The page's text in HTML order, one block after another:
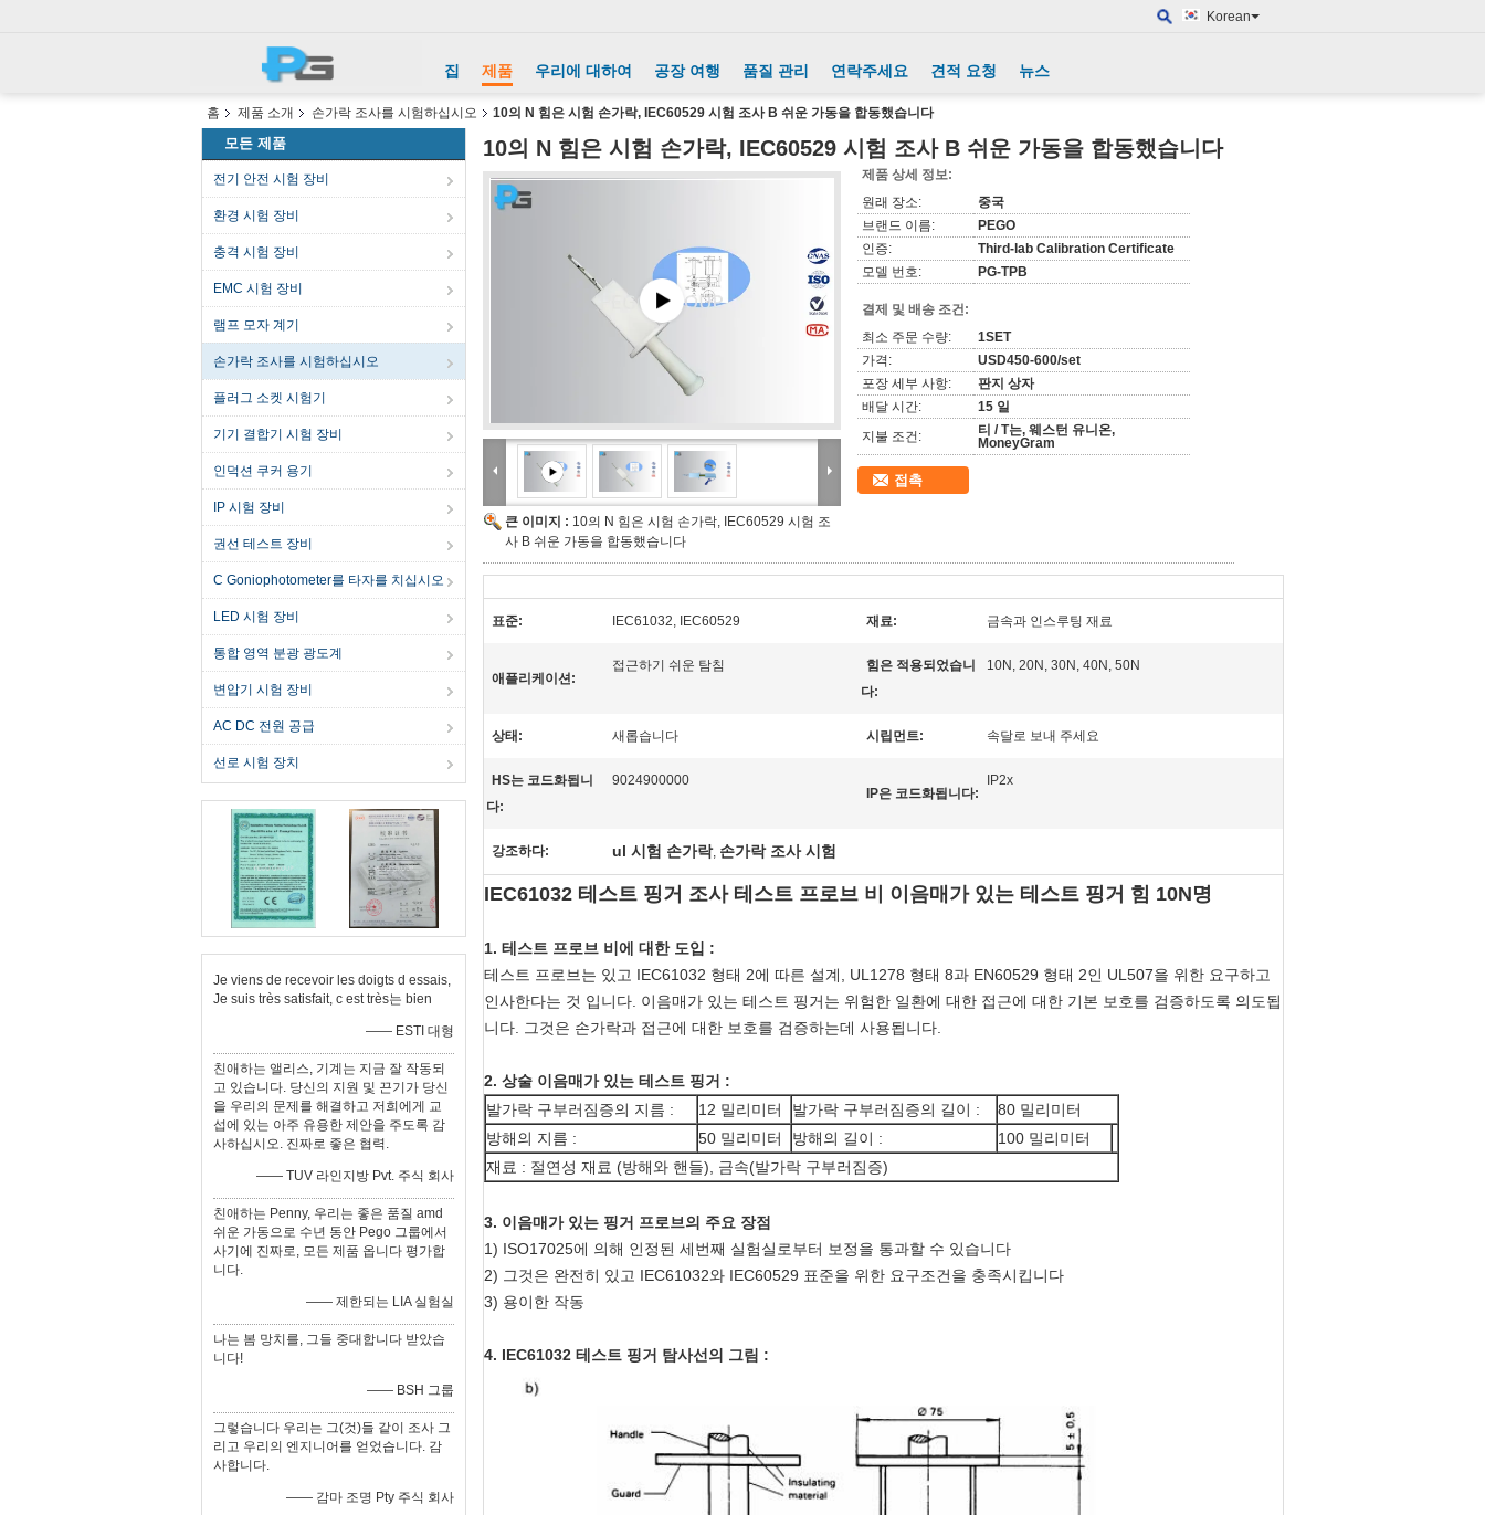
Korean
집 제품 우리에 대하여 공장 여행 품질 관리 연락주세요 견적 요청 뉴스
홈 제품 소개 손가락 조사를 시험하십시오 10의 N 힘은 시험 손가락, IEC60529 시험 조사 B 쉬운 가동을 합동했습니다
모든 제품
전기 안전 시험 장비
환경 시험 장비
충격 시험 장비
EMC 시험 장비
램프 모자 계기
손가락 조사를 시험하십시오
플러그 소켓 시험기
기기 결합기 시험 장비
인덕션 쿠커 용기
IP 시험 장비
권선 테스트 장비
C Goniophotometer를 타자를 치십시오
LED 시험 장비
통합 영역 분광 광도계
변압기 시험 장비
AC DC 전원 공급
선로 시험 장치
Je viens de recevoir les doigts d essais,
Je suis très satisfait, c est très는 bien
—— ESTI 대형
친애하는 앨리스, 기계는 지금 잘 작동되
고 있습니다. 당신의 지원 및 끈기가 당신
을 우리의 문제를 해결하고 저희에게 교
섭에 있는 아주 유용한 제안을 주도록 감
사하십시오. 진짜로 좋은 협력.
—— TUV 라인지방 Pvt. 주식 회사
친애하는 Penny, 우리는 좋은 품질 amd
쉬운 가동으로 수년 동안 Pego 그룹에서
사기에 진짜로, 모든 제품 옵니다 평가합
니다.
—— 제한되는 LIA 실험실
나는 봄 망치를, 그들 중대합니다 받았습
니다!
—— BSH 그룹
그렇습니다 우리는 그(것)들 같이 조사 그
리고 우리의 엔지니어를 얻었습니다. 감
사합니다.
—— 감마 조명 Pty 주식 회사
10의 N 힘은 시험 손가락, IEC60529 시험 조사 B 쉬운 가동을 합동했습니다
큰 이미지 : 10의 N 힘은 시험 손가락, IEC60529 시험 조
사 B 쉬운 가동을 합동했습니다
제품 상세 정보:
원래 장소:
중국
브랜드 이름:
PEGO
인증:
Third-lab Calibration Certificate
모델 번호:
PG-TPB
결제 및 배송 조건:
최소 주문 수량:
1SET
가격:
USD450-600/set
포장 세부 사항:
판지 상자
배달 시간:
15 일
지불 조건:
티 / T는, 웨스턴 유니온,
MoneyGram
접촉
표준: IEC61032, IEC60529 재료: 금속과 인스루팅 재료
애플리케이션:
접근하기 쉬운 탐침
힘은 적용되었습니
다:
10N, 20N, 30N, 40N, 50N
상태: 새롭습니다 시립먼트: 속달로 보내 주세요
HS는 코드화됩니
다:
9024900000
IP은 코드화됩니다:
IP2x
강조하다: ul 시험 손가락, 손가락 조사 시험
IEC61032 테스트 핑거 조사 테스트 프로브 비 이음매가 있는 테스트 핑거 힘 10N명
1. 테스트 프로브 비에 대한 도입 :
테스트 프로브는 있고 IEC61032 형태 2에 따른 설계, UL1278 형태 8과 EN60529 형태 2인 UL507을 위한 요구하고
인사한다는 것 입니다. 이음매가 있는 테스트 핑거는 위험한 일환에 대한 접근에 대한 기본 보호를 검증하도록 의도됩
니다. 그것은 손가락과 접근에 대한 보호를 검증하는데 사용됩니다.
2. 상술 이음매가 있는 테스트 핑거 :
발가락 구부러짐증의 지름 :
12 밀리미터 발가락 구부러짐증의 길이 :
80 밀리미터
방해의 지름 :
50 밀리미터 방해의 길이 :
100 밀리미터
재료 : 절연성 재료 (방해와 핸들), 금속(발가락 구부러짐증)
3. 이음매가 있는 핑거 프로브의 주요 장점
1) ISO17025에 의해 인정된 세번째 실험실로부터 보정을 통과할 수 있습니다
2) 그것은 완전히 있고 IEC61032와 IEC60529 표준을 위한 요구조건을 충족시킵니다
3) 용이한 작동
4. IEC61032 테스트 핑거 탐사선 의 그림 :